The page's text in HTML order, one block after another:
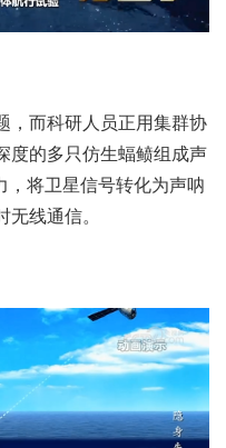
，而科研人员正用集群协
度的多只仿生蝠鲼组成声
，将卫星信号转化为声呐
线通信。